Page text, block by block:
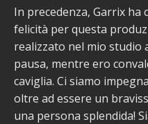
In precedenza, Garrix ha
felicità per questa
realizzato nel mio studio
pausa, mentre ero
caviglia. Ci siamo
oltre ad essere un
una persona splendida!